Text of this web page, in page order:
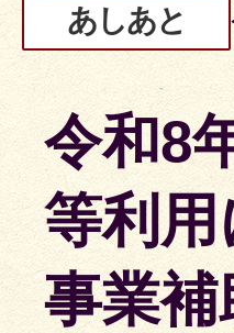
あしあと
令和8
等利
事業補